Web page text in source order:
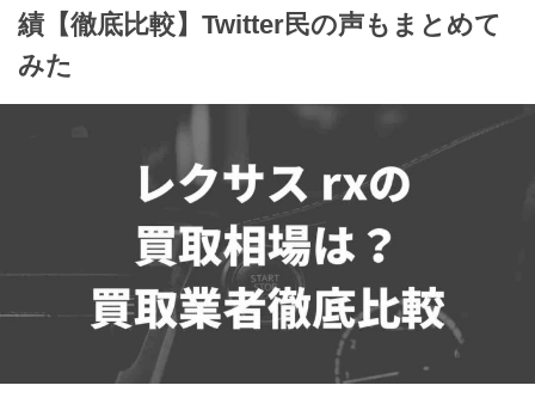
績【徹底比較】Twitter民の声もまとめて
みた